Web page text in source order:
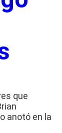
que
anotó en la